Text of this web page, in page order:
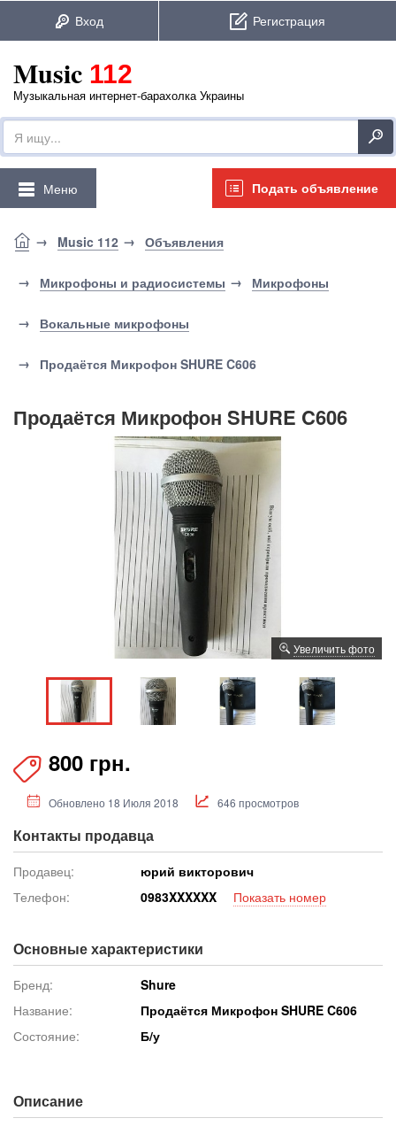
Music 112
Музыкальная интернет-барахолка Украины
Подать объявление
Меню
Music 112 Объявления
Микрофоны и радиосистемы Микрофоны
Вокальные микрофоны
Продаётся Микрофон SHURE C606
Продаётся Микрофон SHURE C606
Увеличить фото
800 грн.
Обновлено 18 Июля 2018 646 просмотров
Контакты продавца
Продавец:
юрий викторович
Телефон:
0983XXXXXX Показать номер
Основные характеристики
Бренд:
Shure
Название:
Продаётся Микрофон SHURE C606
Состояние:
Б/у
Описание